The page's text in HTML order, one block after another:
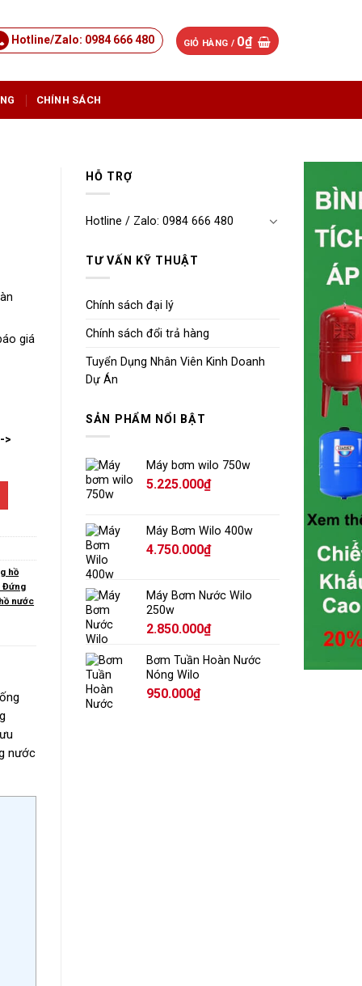
Hotline/Zalo: 0984 666 480 GIỎ HÀNG / 0₫
CHÍNH SÁCH
HỖ TRỢ
Hotline / Zalo: 0984 666 480
TƯ VẤN KỸ THUẬT
Chính sách đại lý
Chính sách đổi trả hàng
Tuyển Dụng Nhân Viên Kinh Doanh
Dự Án
SẢN PHẨM NỔI BẬT
Máy bơm wilo 750w
5.225.000₫
Máy Bơm Wilo 400w
4.750.000₫
Máy Bơm Nước Wilo
250w
2.850.000₫
Bơm Tuần Hoàn Nước
Nóng Wilo
950.000₫
giá
>
hồ
Đứng
nước
nước